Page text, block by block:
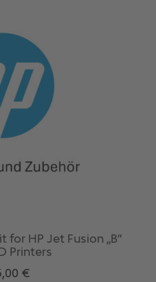
HP Jet Fusion „B“
Printers
€